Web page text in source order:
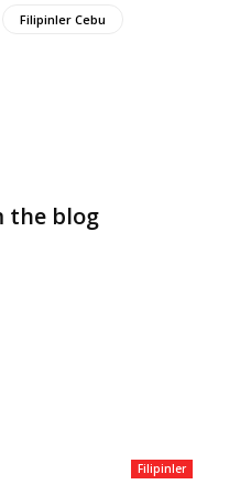
Filipinler Cebu
the blog
Filipinler